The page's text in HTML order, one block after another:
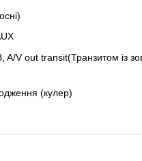
V out transit(Транзитом із
(кулер)